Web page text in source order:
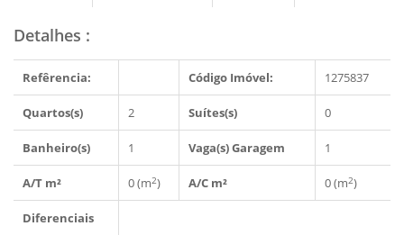
Detalhes :
Refêrencia: Código Imóvel: 1275837
Quartos(s) 2 Suítes(s) 0
Banheiro(s) 1 Vaga(s) Garagem 1
A/T m² 0 (m2) A/C m² 0 (m2)
Diferenciais